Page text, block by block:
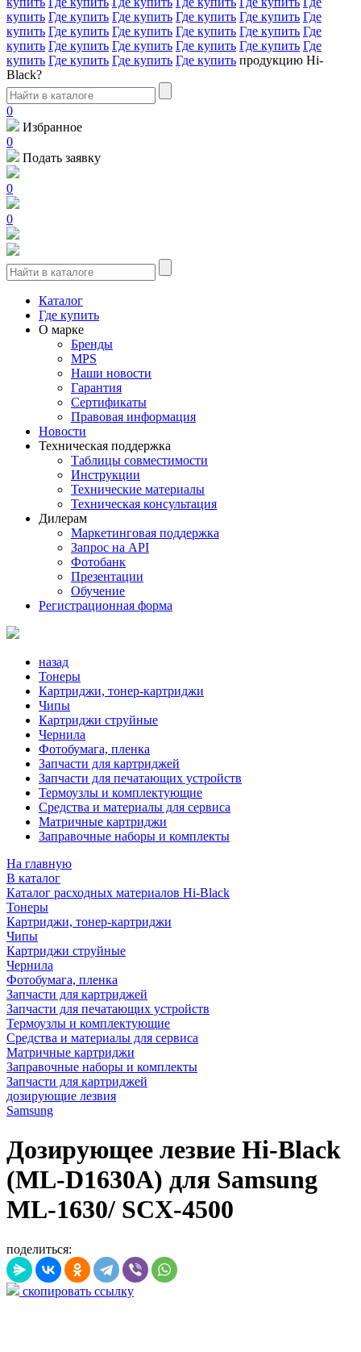
купить Где купить Где купить Где купить Где купить Где
купить Где купить Где купить Где купить Где купить Где
купить Где купить Где купить Где купить Где купить Где
купить Где купить Где купить Где купить продукцию Hi-
Black?
0
Избранное
0
Подать заявку
0
0
Каталог
Где купить
О марке
Бренды
MPS
Наши новости
Гарантия
Сертификаты
Правовая информация
Новости
Техническая поддержка
Таблицы совместимости
Инструкции
Технические материалы
Техническая консультация
Дилерам
Маркетинговая поддержка
Запрос на API
Фотобанк
Презентации
Обучение
Регистрационная форма
назад
Тонеры
Картриджи, тонер-картриджи
Чипы
Картриджи струйные
Чернила
Фотобумага, пленка
Запчасти для картриджей
Запчасти для печатающих устройств
Термоузлы и комплектующие
Средства и материалы для сервиса
Матричные картриджи
Заправочные наборы и комплекты
На главную
В каталог
Каталог расходных материалов Hi-Black
Тонеры
Картриджи, тонер-картриджи
Чипы
Картриджи струйные
Чернила
Фотобумага, пленка
Запчасти для картриджей
Запчасти для печатающих устройств
Термоузлы и комплектующие
Средства и материалы для сервиса
Матричные картриджи
Заправочные наборы и комплекты
Запчасти для картриджей
дозирующие лезвия
Samsung
Дозирующее лезвие Hi-Black
(ML-D1630A) для Samsung
ML-1630/ SCX-4500
поделиться:
скопировать ссылку